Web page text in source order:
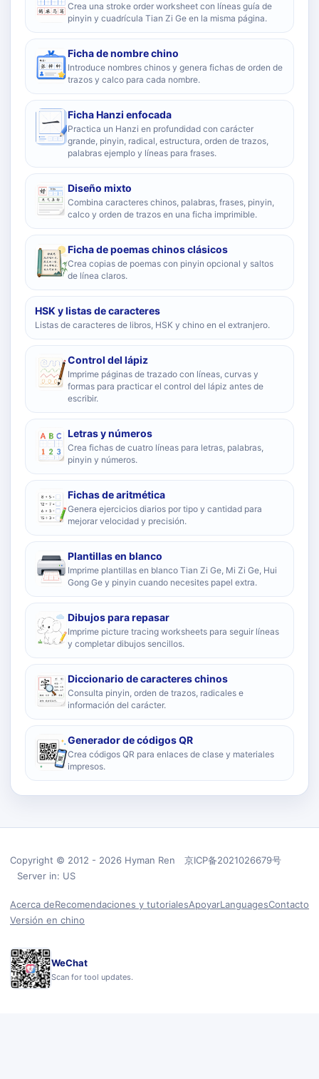
Crea una stroke order worksheet con líneas guía de
pinyin y cuadrícula Tian Zi Ge en la misma página.
Ficha de nombre chino
Introduce nombres chinos y genera fichas de orden de
trazos y calco para cada nombre.
Ficha Hanzi enfocada
Practica un Hanzi en profundidad con carácter
grande, pinyin, radical, estructura, orden de trazos,
palabras ejemplo y líneas para frases.
Diseño mixto
Combina caracteres chinos, palabras, frases, pinyin,
calco y orden de trazos en una ficha imprimible.
Ficha de poemas chinos clásicos
Crea copias de poemas con pinyin opcional y saltos
de línea claros.
HSK y listas de caracteres
Listas de caracteres de libros, HSK y chino en el extranjero.
Control del lápiz
Imprime páginas de trazado con líneas, curvas y
formas para practicar el control del lápiz antes de
escribir.
Letras y números
Crea fichas de cuatro líneas para letras, palabras,
pinyin y números.
Fichas de aritmética
Genera ejercicios diarios por tipo y cantidad para
mejorar velocidad y precisión.
Plantillas en blanco
Imprime plantillas en blanco Tian Zi Ge, Mi Zi Ge, Hui
Gong Ge y pinyin cuando necesites papel extra.
Dibujos para repasar
Imprime picture tracing worksheets para seguir líneas
y completar dibujos sencillos.
Diccionario de caracteres chinos
Consulta pinyin, orden de trazos, radicales e
información del carácter.
Generador de códigos QR
Crea códigos QR para enlaces de clase y materiales
impresos.
Copyright © 2012 - 2026 Hyman Ren 京ICP备2021026679号
Server in: US
Acerca deRecomendaciones y tutorialesApoyarLanguagesContacto
Versión en chino
WeChat
Scan for tool updates.